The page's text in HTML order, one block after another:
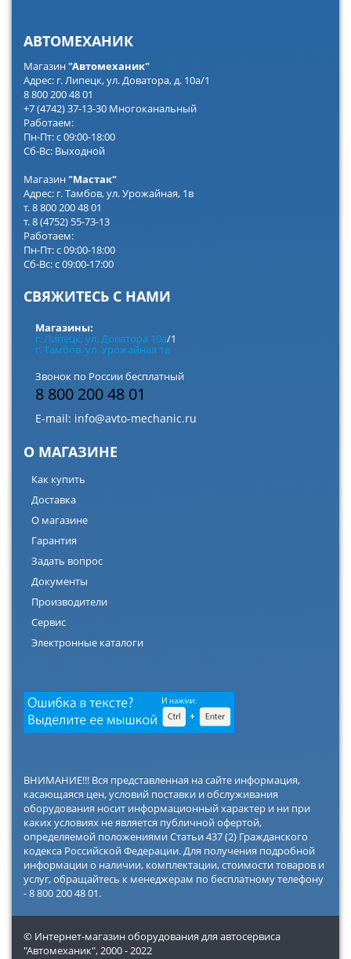
АВТОМЕХАНИК
Магазин"Автомеханик"
Адрес: г. Липецк, ул. Доватора, д. 10а/1
8 800 200 48 01
+7 (4742) 37-13-30 Многоканальный
Работаем:
Пн-Пт: с 09:00-18:00
Сб-Вс: Выходной
Магазин"Мастак"
Адрес: г. Тамбов, ул. Урожайная, 1в
т. 8 800 200 48 01
т. 8 (4752) 55-73-13
Работаем:
Пн-Пт: с 09:00-18:00
Сб-Вс: с 09:00-17:00
СВЯЖИТЕСЬ С НАМИ
Магазины:
г. Липецк, ул. Доватора 10а/1
г. Тамбов, ул. Урожайная 1в
Звонок по России бесплатный
8 800 200 48 01
E-mail: info@avto-mechanic.ru
О МАГАЗИНЕ
Как купить
Доставка
О магазине
Гарантия
Задать вопрос
Документы
Производители
Сервис
Электронные каталоги
ВНИМАНИЕ!!! Вся представленная на сайте информация,
касающаяся цен, условий поставки и обслуживания
оборудования носит информационный характер и ни при
каких условиях не является публичной офертой,
определяемой положениями Статьи 437 (2) Гражданского
кодекса Российской Федерации. Для получения подробной
информации о наличии, комплектации, стоимости товаров и
услуг, обращайтесь к менеджерам по бесплатному телефону
- 8 800 200 48 01.
© Интернет-магазин оборудования для автосервиса
"Автомеханик",2000 - 2022